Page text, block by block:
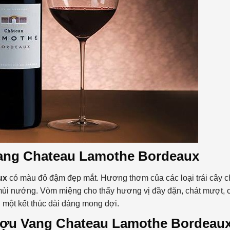
Chateau Lamothe Bordeaux
có màu đỏ đậm đẹp mắt. Hương thơm của các loại trái cây
nướng. Vòm miệng cho thấy hương vị đầy đặn, chát mượt,
kết thúc dài đáng mong đợi.
Vang Chateau Lamothe